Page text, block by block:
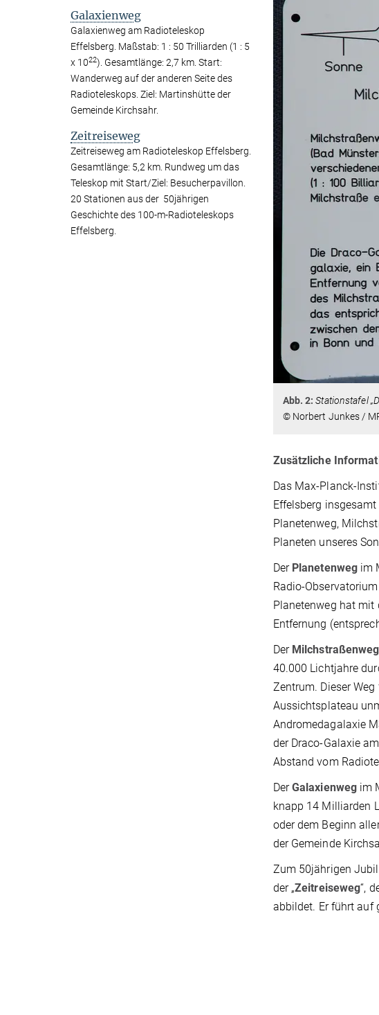
Abb. 2: Stationstafel
© Norbert Junkes /
Zusätzliche
Das Max-Planck-
Effelsberg
Planetenweg,
Planeten unseres
Der Planetenweg im
Radio-
Planetenweg hat mit
Entfernung
Der Milchstraßenweg
40.000 Lichtjahre
Zentrum. Dieser
Aussichtsplateau
Andromedagalaxie
der Draco-Galaxie
Abstand vom
DerGalaxienweg im
knapp 14 Milliarden
oder dem Beginn
der Gemeinde
Zum 50jährigen
der „Zeitreiseweg“,
abbildet. Er führt auf
Galaxienweg
Galaxienweg am Radioteleskop
Effelsberg. Maßstab: 1 : 50 Trilliarden (1 : 5
x 1022). Gesamtlänge: 2,7 km. Start:
Wanderweg auf der anderen Seite des
Radioteleskops. Ziel: Martinshütte der
Gemeinde Kirchsahr.
Zeitreiseweg
Zeitreiseweg am Radioteleskop Effelsberg.
Gesamtlänge: 5,2 km. Rundweg um das
Teleskop mit Start/Ziel: Besucherpavillon.
20 Stationen aus der 50jährigen
Geschichte des 100-m-Radioteleskops
Effelsberg.